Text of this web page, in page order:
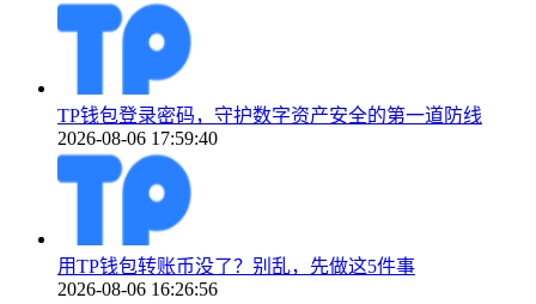
TP钱包登录密码，守护数字资产安全的第一道防线
2026-08-06 17:59:40
用TP钱包转账币没了？别乱，先做这5件事
2026-08-06 16:26:56